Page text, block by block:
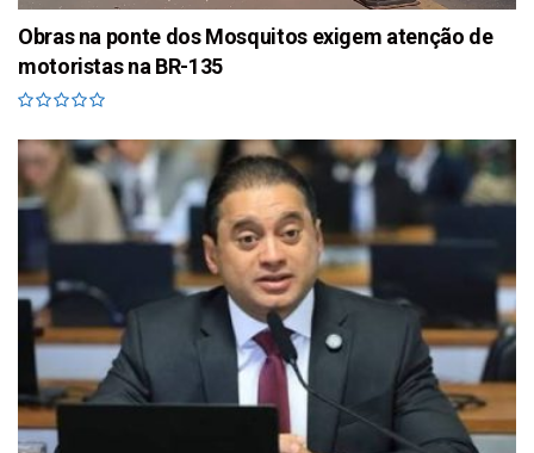
Obras na ponte dos Mosquitos exigem atenção de
motoristas na BR-135